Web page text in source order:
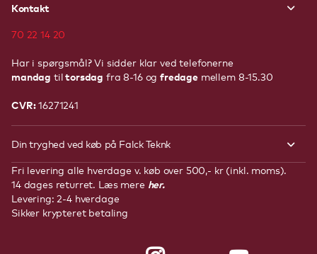
Kontakt
70 22 14 20
Har i spørgsmål? Vi sidder klar ved telefonerne
mandag tiltorsdag fra 8-16 ogfredagemellem 8-15.30
CVR:16271241
Din tryghed ved køb på Falck Teknk
Fri levering alle hverdage v. køb over 500,- kr (inkl. moms).
14 dages returret. Læs mere her.
Levering: 2-4 hverdage
Sikker krypteret betaling